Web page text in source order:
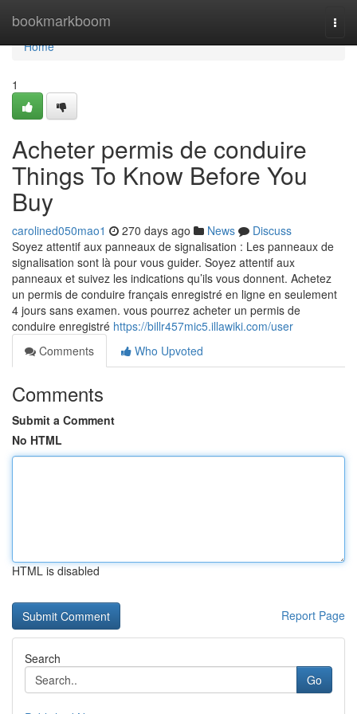
bookmarkboom
Home
Home
1
Acheter permis de conduire
Things To Know Before You
Buy
carolined050mao1 270 days ago News
Discuss
Soyez attentif aux panneaux de signalisation : Les panneaux de
signalisation sont là pour vous guider. Soyez attentif aux
panneaux et suivez les indications qu’ils vous donnent. Achetez
un permis de conduire français enregistré en ligne en seulement
4 jours sans examen. vous pourrez acheter un permis de
conduire enregistré https://billr457mic5.illawiki.com/user
Comments
Who Upvoted
Comments
Submit a Comment
No HTML
HTML is disabled
Report Page
Search
Go